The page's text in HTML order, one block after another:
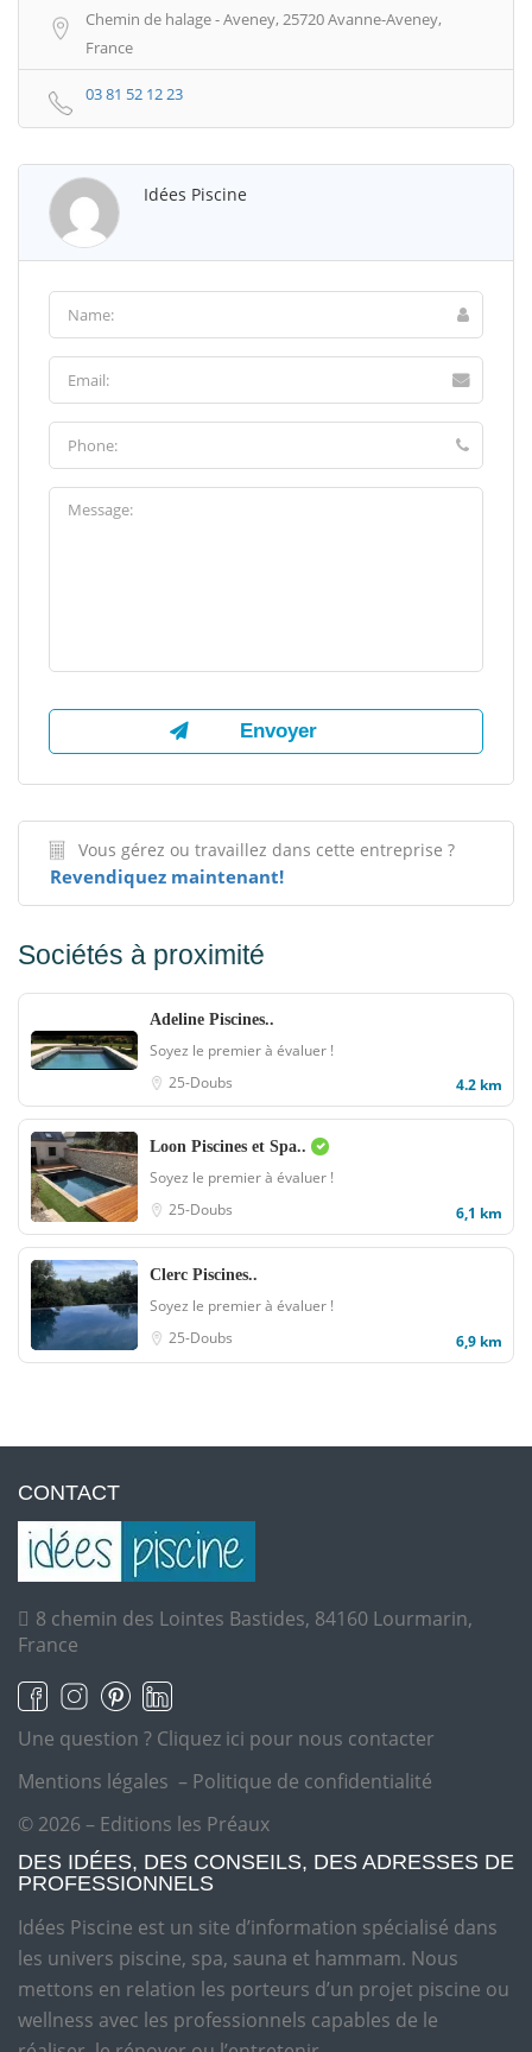
Chemin de halage - Aveney, 25720 Avanne-Aveney,
France
03 81 52 12 23
Idées Piscine
Vous gérez ou travaillez dans cette entreprise ?
Revendiquez maintenant!
Sociétés à proximité
Adeline Piscines..
Soyez le premier à évaluer !
25-Doubs
4.2 km
Loon Piscines et Spa..
Soyez le premier à évaluer !
25-Doubs
6,1 km
Clerc Piscines..
Soyez le premier à évaluer !
25-Doubs
6,9 km
CONTACT
8 chemin des Lointes Bastides, 84160 Lourmarin,
France
Une question ? Cliquez ici pour nous contacter
Mentions légales – Politique de confidentialité
© 2026 – Editions les Préaux
DES IDÉES, DES CONSEILS, DES ADRESSES DE
PROFESSIONNELS
Idées Piscine est un site d’information spécialisé dans
les univers piscine, spa, sauna et hammam. Nous
mettons en relation les porteurs d’un projet piscine ou
wellness avec les professionnels capables de le